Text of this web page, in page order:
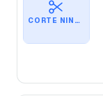
CORTE NIÑO CLASICO NO DEGRADÉ